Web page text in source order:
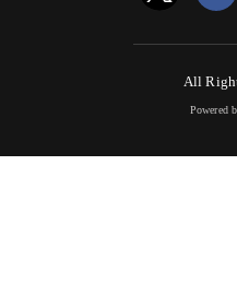
All
Powered